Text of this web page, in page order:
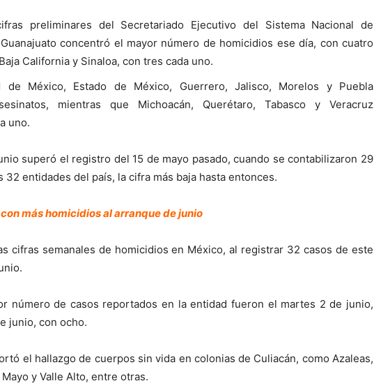
preliminares del Secretariado Ejecutivo del Sistema Nacional de
concentró el mayor número de homicidios ese día, con cuatro
California y Sinaloa, con tres cada uno.
de México, Estado de México, Guerrero, Jalisco, Morelos y Puebla
mientras que Michoacán, Querétaro, Tabasco y Veracruz
uno.
superó el registro del 15 de mayo pasado, cuando se contabilizaron 29
32 entidades del país, la cifra más baja hasta entonces.
más homicidios al arranque de junio
cifras semanales de homicidios en México, al registrar 32 casos de este
número de casos reportados en la entidad fueron el martes 2 de junio,
junio, con ocho.
el hallazgo de cuerpos sin vida en colonias de Culiacán, como Azaleas,
y Valle Alto, entre otras.